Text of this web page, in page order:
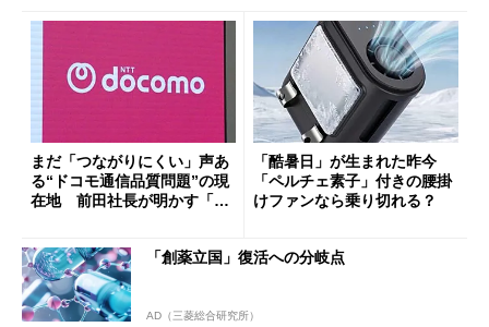
まだ「つながりにくい」声あ
る“ドコモ通信品質問題”の現
在地 前田社長が明かす「道
「酷暑日」が生まれた昨今
「ペルチェ素子」付きの腰掛
けファンなら乗り切れる？
「創薬立国」復活への分岐点
AD（三菱総合研究所）